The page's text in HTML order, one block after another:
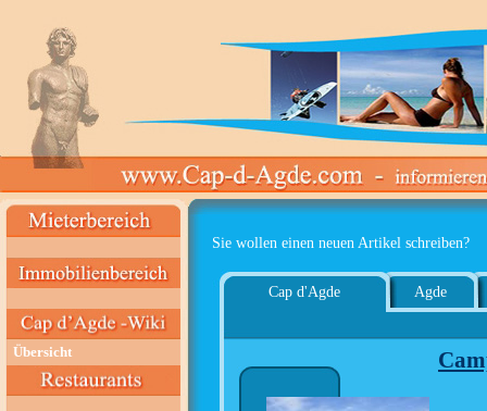
Übersicht
Sie wollen einen neuen Artikel schreiben?
Cap d'Agde Agde